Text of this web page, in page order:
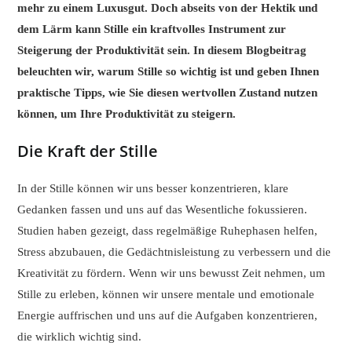
mehr zu einem Luxusgut. Doch abseits von der Hektik und
dem Lärm kann Stille ein kraftvolles Instrument zur
Steigerung der Produktivität sein. In diesem Blogbeitrag
beleuchten wir, warum Stille so wichtig ist und geben Ihnen
praktische Tipps, wie Sie diesen wertvollen Zustand nutzen
können, um Ihre Produktivität zu steigern.
Die Kraft der Stille
In der Stille können wir uns besser konzentrieren, klare
Gedanken fassen und uns auf das Wesentliche fokussieren.
Studien haben gezeigt, dass regelmäßige Ruhephasen helfen,
Stress abzubauen, die Gedächtnisleistung zu verbessern und die
Kreativität zu fördern. Wenn wir uns bewusst Zeit nehmen, um
Stille zu erleben, können wir unsere mentale und emotionale
Energie auffrischen und uns auf die Aufgaben konzentrieren,
die wirklich wichtig sind.